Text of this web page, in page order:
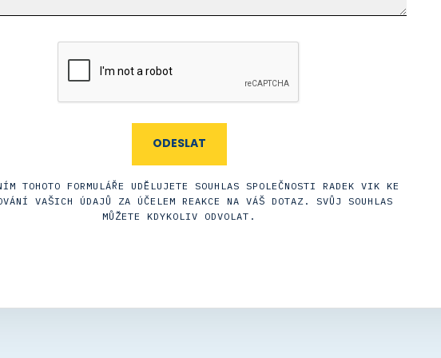
TOHOTO FORMULÁŘE UDĚLUJETE SOUHLAS SPOLEČNOSTI RADEK VIK KE
VAŠICH ÚDAJŮ ZA ÚČELEM REAKCE NA VÁŠ DOTAZ. SVŮJ SOUHLAS
MŮŽETE KDYKOLIV ODVOLAT.